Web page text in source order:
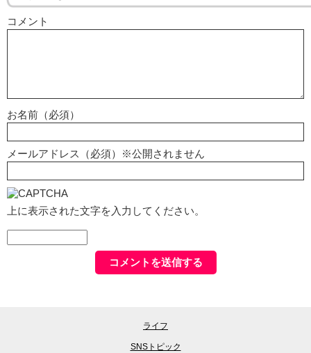
コメント
お名前（必須）
メールアドレス（必須）※公開されません
上に表示された文字を入力してください。
ライフ
SNSトピック